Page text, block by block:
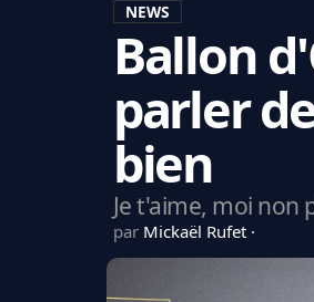
NEWS
Ballon
parler
bien
Je t'aime, moi non
par Mickaël Rufet